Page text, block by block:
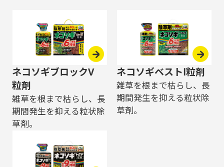
ネコソギブロックV
粒剤
雑草を根まで枯らし、長
期間発生を抑える粒状除
草剤。
ネコソギベストⅠ粒剤
雑草を根まで枯らし、長
期間発生を抑える粒状除
草剤。